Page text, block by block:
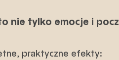
nie tylko emocje i
praktyczne efekty: